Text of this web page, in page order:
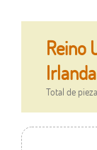
Reino
Total de